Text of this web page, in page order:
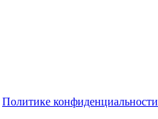
Политике конфиденциальности